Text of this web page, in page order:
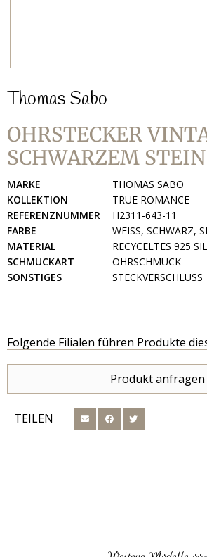
Thomas Sabo
OHRSTECKER
SCHWARZEM
MARKE
THOMAS SABO
KOLLEKTION
TRUE ROMANCE
REFERENZNUMMER
H2311-643-11
FARBE
WEISS, SCHWARZ,
MATERIAL
RECYCELTES 925
SCHMUCKART
OHRSCHMUCK
SONSTIGES
STECKVERSCHLUSS
Folgende Filialen führen Produkte
Produkt anfragen
TEILEN